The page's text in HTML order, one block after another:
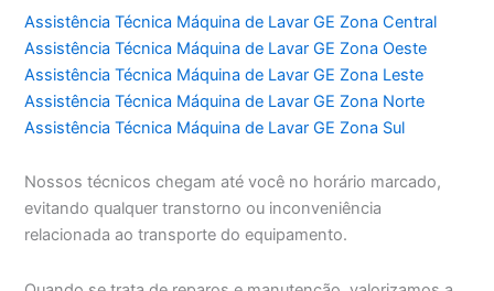
Assistência Técnica Máquina de Lavar GE Zona Central
Assistência Técnica Máquina de Lavar GE Zona Oeste
Assistência Técnica Máquina de Lavar GE Zona Leste
Assistência Técnica Máquina de Lavar GE Zona Norte
Assistência Técnica Máquina de Lavar GE Zona Sul
Nossos técnicos chegam até você no horário marcado,
evitando qualquer transtorno ou inconveniência
relacionada ao transporte do equipamento.